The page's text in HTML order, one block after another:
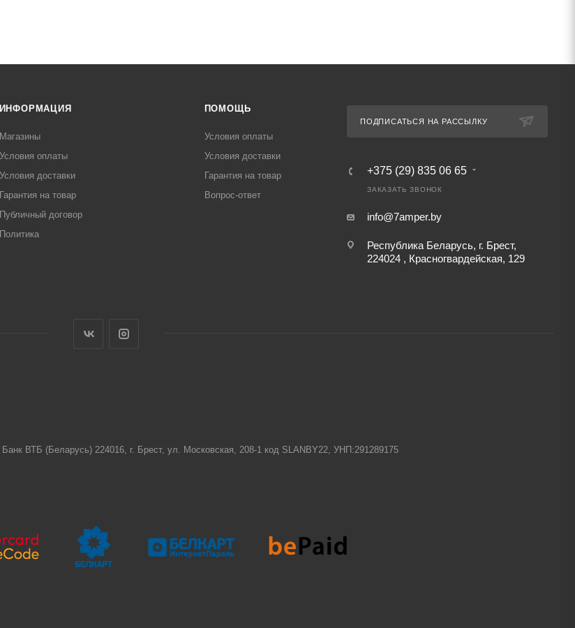
ИНФОРМАЦИЯ
Магазины
Условия оплаты
Условия доставки
Гарантия на товар
Публичный договор
Политика
ПОМОЩЬ
Условия оплаты
Условия доставки
Гарантия на товар
Вопрос-ответ
ПОДПИСАТЬСЯ НА РАССЫЛКУ
+375 (29) 835 06 65
ЗАКАЗАТЬ ЗВОНОК
info@7amper.by
Республика Беларусь, г. Брест,
224024 , Красногвардейская, 129
ВТБ (Беларусь) 224016, г. Брест, ул. Московская, 208-1 код SLANBY22, УНП:291289175